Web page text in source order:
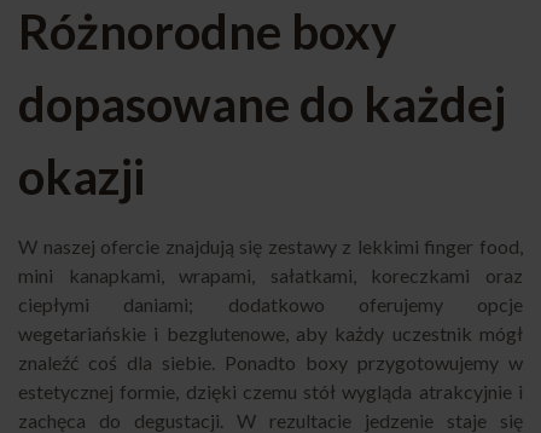
Różnorodne boxy
dopasowane do każdej
okazji
W naszej ofercie znajdują się zestawy z lekkimi finger food,
mini kanapkami, wrapami, sałatkami, koreczkami oraz
ciepłymi daniami; dodatkowo oferujemy opcje
wegetariańskie i bezglutenowe, aby każdy uczestnik mógł
znaleźć coś dla siebie. Ponadto boxy przygotowujemy w
estetycznej formie, dzięki czemu stół wygląda atrakcyjnie i
zachęca do degustacji. W rezultacie jedzenie staje się